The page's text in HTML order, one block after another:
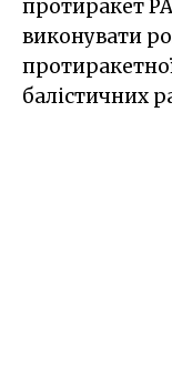
протиракет
виконувати
балістичних